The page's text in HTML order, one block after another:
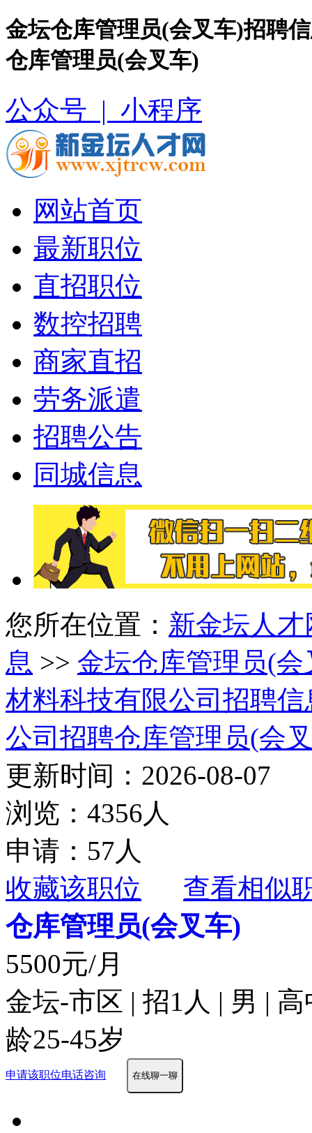
金坛仓库管理员(会叉车)招聘
仓库管理员(会叉车)
公众号 | 小程序
网站首页
最新职位
直招职位
数控招聘
商家直招
劳务派遣
招聘公告
同城信息
您所在位置： 新金坛人才
息 >> 金坛仓库管理员(
材料科技有限公司招聘信
公司招聘仓库管理员(会
更新时间：2026-08-07
浏览：4356人
申请：57人
收藏该职位
查看相似
仓库管理员(会叉车)
5500元/月
金坛-市区 | 招1人 | 男 |
龄25-45岁
申请该职位电话咨询 在线聊一聊